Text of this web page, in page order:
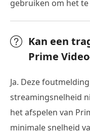
gebruiken om het
Kan een
Prime
Ja. Deze
streamingsnelheid
het afspelen van
minimale snelheid